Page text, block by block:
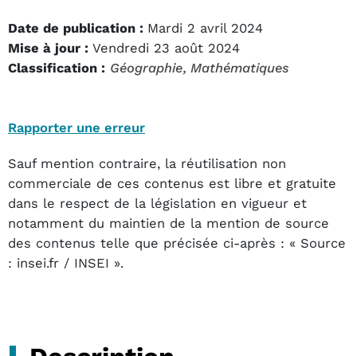
Date de publication : Mardi 2 avril 2024
Mise à jour : Vendredi 23 août 2024
Classification : Géographie, Mathématiques
Rapporter une erreur
Sauf mention contraire, la réutilisation non
commerciale de ces contenus est libre et gratuite
dans le respect de la législation en vigueur et
notamment du maintien de la mention de source
des contenus telle que précisée ci-après : « Source
: insei.fr / INSEI ».